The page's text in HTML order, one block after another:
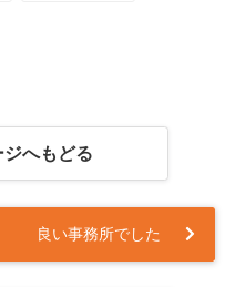
へもどる
良い事務所でした